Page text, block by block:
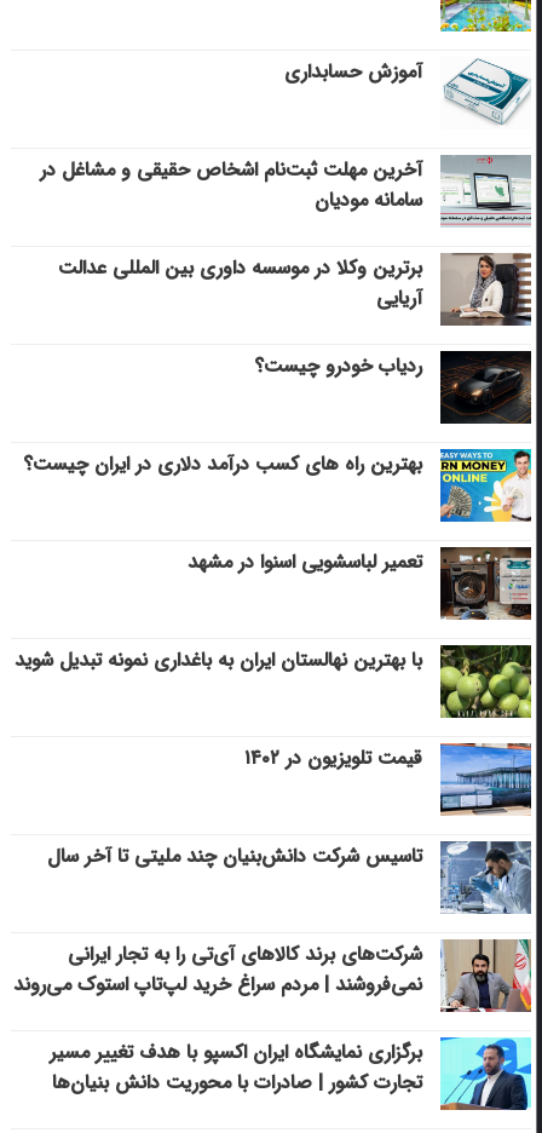
آموزش حسابداری
آخرین مهلت ثبت‌نام اشخاص حقیقی و مشاغل در
سامانه مودیان
برترین وکلا در موسسه داوری بین المللی عدالت
آریایی
ردیاب خودرو چیست؟
بهترین راه های کسب درآمد دلاری در ایران چیست؟
تعمیر لباسشویی اسنوا در مشهد
با بهترین نهالستان ایران به باغداری نمونه تبدیل شوید
قیمت تلویزیون در ۱۴۰۲
تاسیس شرکت دانش‌بنیان چند ملیتی تا آخر سال
شرکت‌های برند کالاهای آی‌تی را به تجار ایرانی
نمی‌فروشند | مردم سراغ خرید لپ‌تاپ استوک می‌روند
برگزاری نمایشگاه ایران اکسپو با هدف تغییر مسیر
تجارت کشور | صادرات با محوریت دانش بنیان‌ها